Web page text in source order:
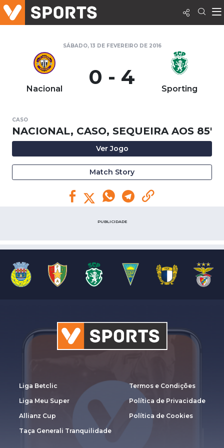
SÁBADO, 13 DE FEVEREIRO DE 2016
Nacional 0 - 4 Sporting
CASO
NACIONAL, CASO, SEQUEIRA AOS 85'
Ver Jogo
Match Story
PUBLICIDADE
Liga Betclic
Liga Meu Super
Allianz Cup
Taça Generali Tranquilidade
Termos e Condições
Política de Privacidade
Política de Cookies